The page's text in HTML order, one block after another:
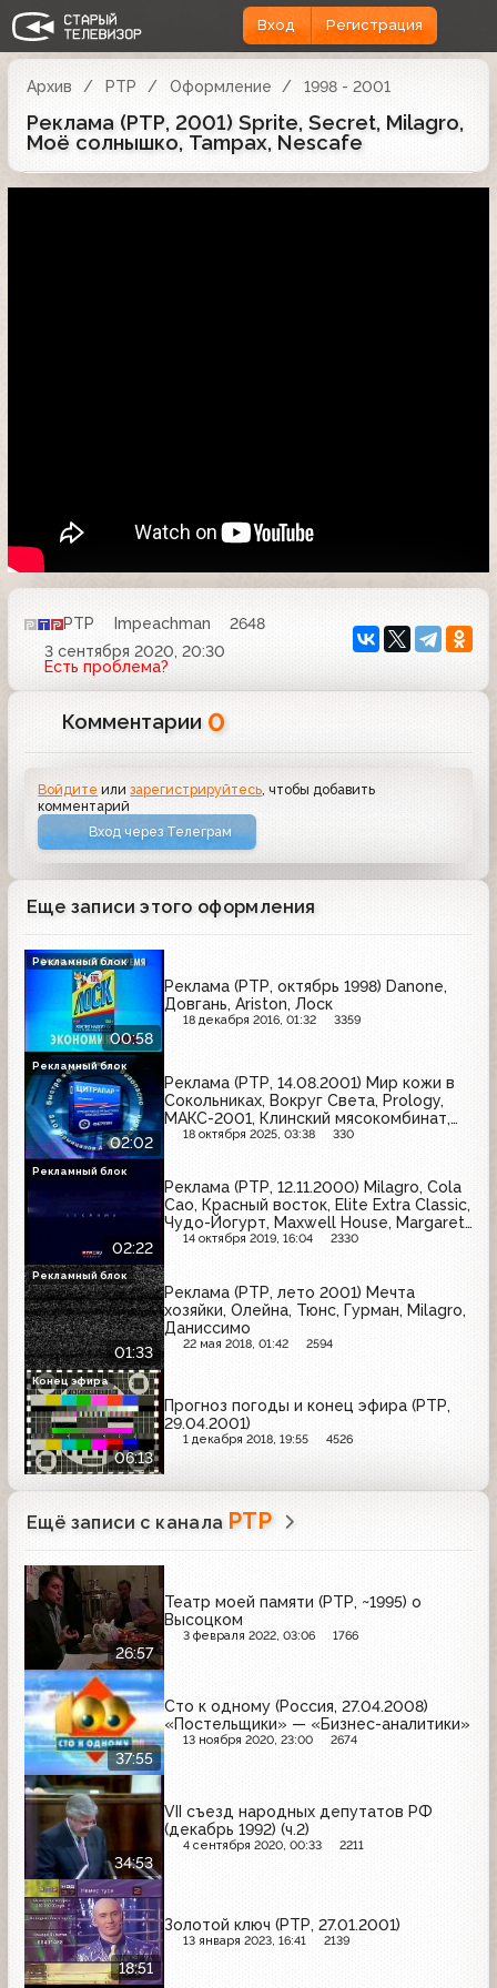
Вход Регистрация
Архив РТР Оформление 1998 - 2001
Реклама (РТР, 2001) Sprite, Secret, Milagro,
Моё солнышко, Tampax, Nescafe
РТР Impeachman
2648
3 сентября 2020, 20:30
Есть проблема?
Комментарии 0
Войдите илизарегистрируйтесь , чтобы добавить
комментарий
Вход через Телеграм
Еще записи этого оформления
00:58
Реклама (РТР, октябрь 1998) Danone,
Довгань, Ariston, Лоск
18 декабря 2016, 01:32 3359
Рекламный блок
02:02
Реклама (РТР, 14.08.2001) Мир кожи в
Сокольниках, Вокруг Света, Prology,
МАКС-2001, Клинский мясокомбинат,
Автореал, Огонёк, Добрый, Цитрапар,
18 октября 2025, 03:38 330
Рекламный блок
02:22
Реклама (РТР, 12.11.2000) Milagro, Cola
Cao, Красный восток, Elite Extra Classic,
Чудо-Йогурт, Maxwell House, Margaret
Astor, Tchibo
14 октября 2019, 16:04 2330
Рекламный блок
01:33
Реклама (РТР, лето 2001) Мечта
хозяйки, Олейна, Тюнс, Гурман, Milagro,
Даниссимо
22 мая 2018, 01:42 2594
Рекламный блок
06:13
Прогноз погоды и конец эфира (РТР,
29.04.2001)
1 декабря 2018, 19:55 4526
Конец эфира
Ещё записи с канала РТР
26:57
Театр моей памяти (РТР, ~1995) о
Высоцком
3 февраля 2022, 03:06 1766
37:55
Сто к одному (Россия, 27.04.2008)
«Постельщики» — «Бизнес-аналитики»
13 ноября 2020, 23:00 2674
34:53
VII съезд народных депутатов РФ
(декабрь 1992) (ч.2)
4 сентября 2020, 00:33 2211
18:51
Золотой ключ (РТР, 27.01.2001)
13 января 2023, 16:41 2139